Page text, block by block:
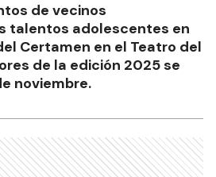
de vecinos
talentos adolescentes en
Certamen en el Teatro del
de la edición 2025 se
noviembre.